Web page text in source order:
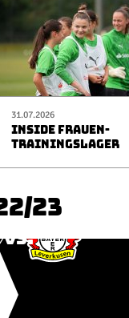
31.07.2026
INSIDE FRAUEN-
TRAININGSLAGER
23